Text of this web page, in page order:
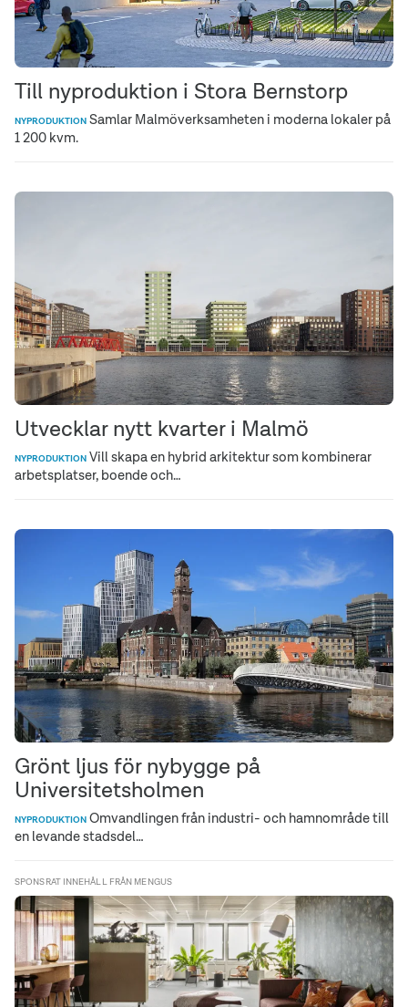
Till nyproduktion i Stora Bernstorp
NYPRODUKTION Samlar Malmöverksamheten i moderna lokaler på
1 200 kvm.
Utvecklar nytt kvarter i Malmö
NYPRODUKTION Vill skapa en hybrid arkitektur som kombinerar
arbetsplatser, boende och…
Grönt ljus för nybygge på
Universitetsholmen
NYPRODUKTION Omvandlingen från industri- och hamnområde till
en levande stadsdel…
SPONSRAT INNEHÅLL FRÅN MENGUS